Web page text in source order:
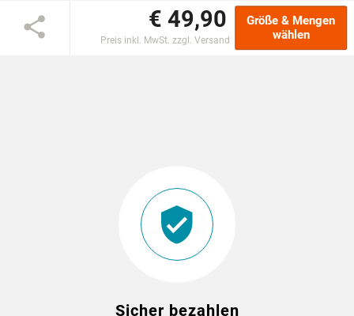
DTF BOGEN
ZAHNARZTPRAXIS
SOCKEN PERSONALISIEREN
FOTOTASSEN UND MEHR
€ 49,90
Preis inkl. MwSt. zzgl. Versand
Größe & Mengen
wählen
Sicher bezahlen